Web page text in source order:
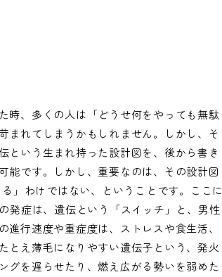
時、多くの人は「どうせ何をやっても無駄
まれてしまうかもしれません。しかし、そ
という生まれ持った設計図を、後から書き
能です。しかし、重要なのは、その設計図
」わけではない、ということです。ここに
発症は、遺伝という「スイッチ」と、男性
行速度や重症度は、ストレスや食生活、
とえ薄毛になりやすい遺伝子という、発火
グを遅らせたり、燃え広がる勢いを弱めた